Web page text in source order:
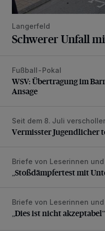
Langerfeld
Schwerer Unfall
WSV: Übertragung im
Fußball-Pokal
WSV: Übertragung im
Ansage
Vermisster Jugendlicher
Seit dem 8. Juli
Vermisster Jugendlicher
„Stoßdämpfertest mit
Briefe von Leserinnen
„Stoßdämpfertest mit
„Dies ist nicht akzeptabel“
Briefe von Leserinnen
„Dies ist nicht akzeptabel“